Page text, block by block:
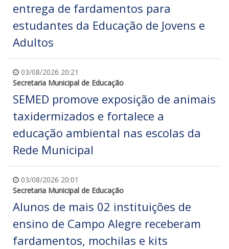
entrega de fardamentos para
estudantes da Educação de Jovens e
Adultos
03/08/2026 20:21
Secretaria Municipal de Educação
SEMED promove exposição de animais
taxidermizados e fortalece a
educação ambiental nas escolas da
Rede Municipal
03/08/2026 20:01
Secretaria Municipal de Educação
Alunos de mais 02 instituições de
ensino de Campo Alegre receberam
fardamentos, mochilas e kits